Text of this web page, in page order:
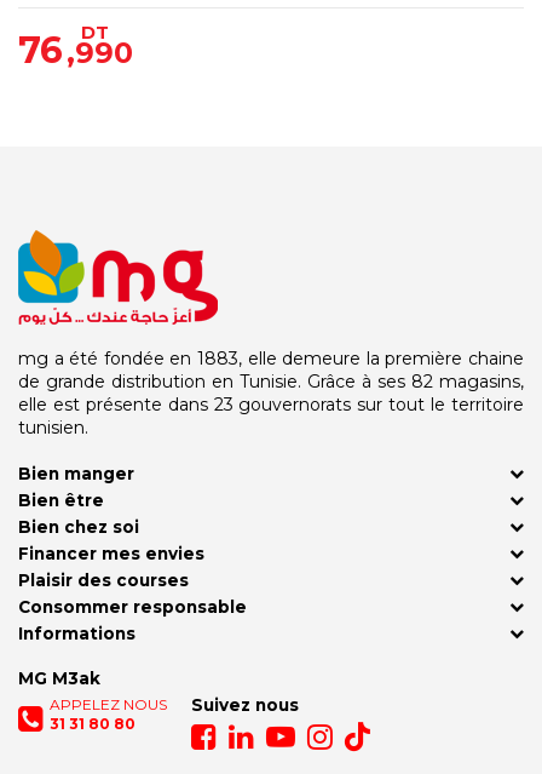
76,990
DT
mg a été fondée en 1883, elle demeure la première chaine
de grande distribution en Tunisie. Grâce à ses 82 magasins,
elle est présente dans 23 gouvernorats sur tout le territoire
tunisien.
Bien manger
Bien être
Bien chez soi
Financer mes envies
Plaisir des courses
MG M3ak
APPELEZ NOUS
31 31 80 80
Suivez nous
Consommer responsable
Informations